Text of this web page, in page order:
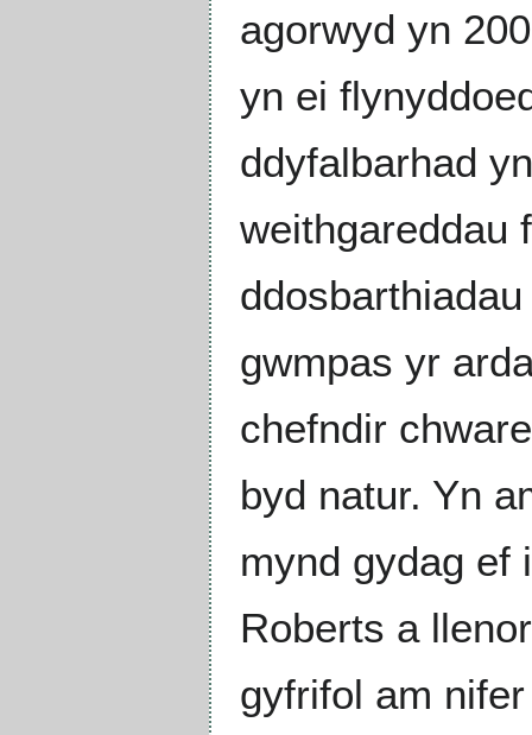
agorwyd yn
yn ei
ddyfalbarhad
weithgareddau
gwmpas yr
chefndir
byd natur. Yn
mynd gydag ef
Roberts a
gyfrifol am